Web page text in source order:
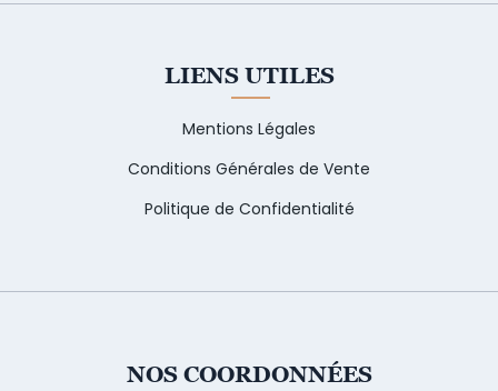
LIENS UTILES
Mentions Légales
Conditions Générales de Vente
Politique de Confidentialité
NOS COORDONNÉES